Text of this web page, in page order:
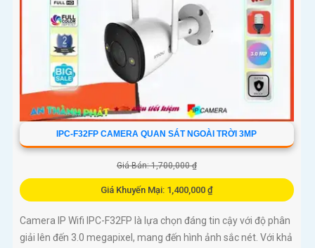
IPC-F32FP CAMERA QUAN SÁT NGOÀI TRỜI 3MP
Giá Bán: 1,700,000 ₫
Giá Khuyến Mại: 1,400,000 ₫
Camera IP Wifi IPC-F32FP là lựa chọn đáng tin cậy với độ phân
giải lên đến 3.0 megapixel, mang đến hình ảnh sắc nét. Với khả